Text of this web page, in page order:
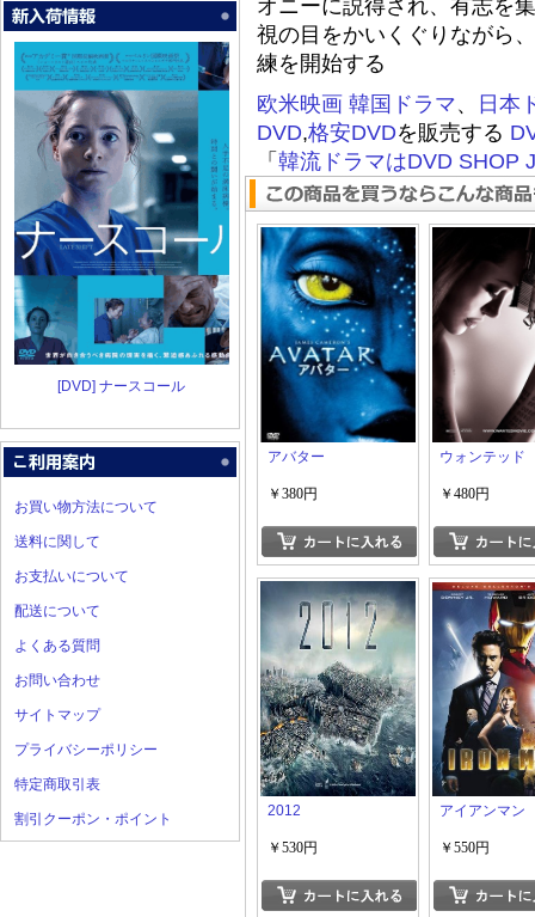
[DVD] ナースコール
お買い物方法について
送料に関して
お支払いについて
配送について
よくある質問
お問い合わせ
サイトマップ
プライバシーポリシー
特定商取引表
割引クーポン・ポイント
オニーに説得され、有志を
視の目をかいくぐりながら
練を開始する
欧米映画 韓国ドラマ、
日本
DVD,格安DVDを販売する
「 韓流ドラマはDVD SHOP
アバター
￥380円
ウォンテッド
￥480円
2012
￥530円
アイアンマン
￥550円